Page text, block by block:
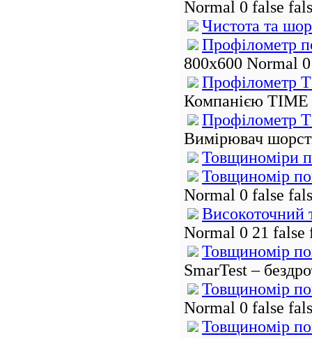
Normal 0 false
Чистота та
Профілометр
800x600 Normal
Профілометр
Компанією TIME
Профілометр
Вимірювач
Товщиноміри
Товщиномір
Normal 0 false
Високоточний
Normal 0 21
Товщиномір
SmarTest –
Товщиномір
Normal 0 false
Товщиномір